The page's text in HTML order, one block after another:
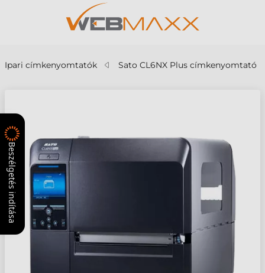
Ipari címkenyomtatók Sato CL6NX Plus címkenyomtató
Beszélgetés indítása